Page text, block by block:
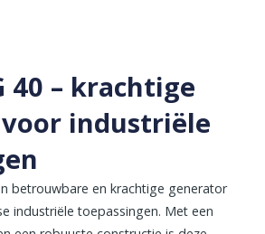
40 – krachtige
industriële
betrouwbare en krachtige generator
industriële toepassingen. Met een